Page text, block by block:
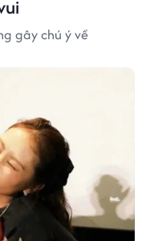
gây chú ý về